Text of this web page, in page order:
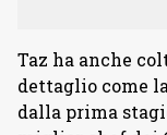
Taz ha anche
dettaglio come
dalla prima